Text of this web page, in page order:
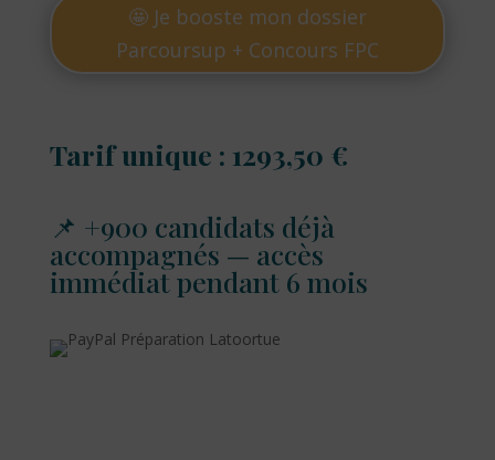
🤩 Je booste mon dossier
Parcoursup + Concours FPC
Tarif unique : 1293,50 €
📌 +900 candidats déjà
accompagnés — accès
immédiat pendant 6 mois